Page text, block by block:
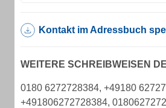
Kontakt im Adressbuch
WEITERE SCHREIBWEISEN
0180 6272728384, +49180
+491806272728384,